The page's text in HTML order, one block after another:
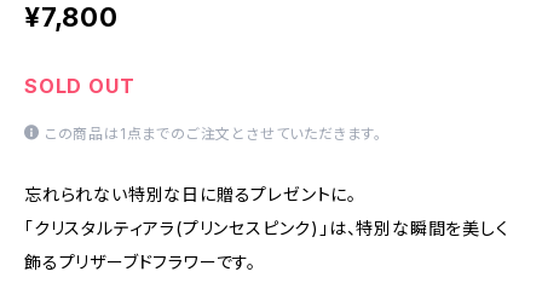
¥7,800
SOLD OUT
この商品は1点までのご注文とさせていただきます。
忘れられない特別な日に贈るプレゼントに。
「クリスタルティアラ(プリンセスピンク)」は、特別な瞬間を美しく
飾るプリザーブドフラワーです。